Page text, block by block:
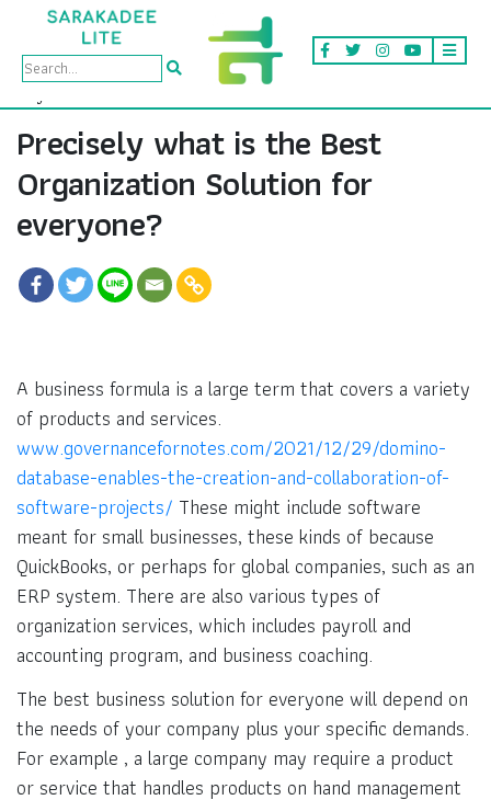
Precisely what is the Best
Organization Solution for
everyone?
A business formula is a large term that covers a variety
of products and services.
www.governancefornotes.com/2021/12/29/domino-
database-enables-the-creation-and-collaboration-of-
software-projects/ These might include software
meant for small businesses, these kinds of because
QuickBooks, or perhaps for global companies, such as an
ERP system. There are also various types of
organization services, which includes payroll and
accounting program, and business coaching.
The best business solution for everyone will depend on
the needs of your company plus your specific demands.
For example , a large company may require a product
or service that handles products on hand management